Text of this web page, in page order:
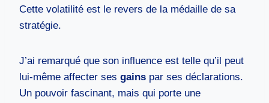
Cette volatilité est le revers de la médaille de sa
stratégie.
J’ai remarqué que son influence est telle qu’il peut
lui-même affecter ses gains par ses déclarations.
Un pouvoir fascinant, mais qui porte une